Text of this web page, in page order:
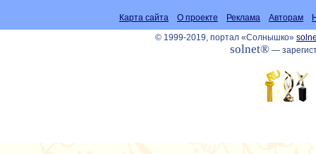
Карта сайта О проекте Реклама Авторам
© 1999-2019, портал «Солнышко»
solnet®—